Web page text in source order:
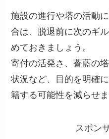
施設の進行や塔の活動
合は、脱退前に次のギ
めておきましょう。
寄付の活発さ、蒼藍の
状況など、目的を明確
籍する可能性を減らせま
スポン